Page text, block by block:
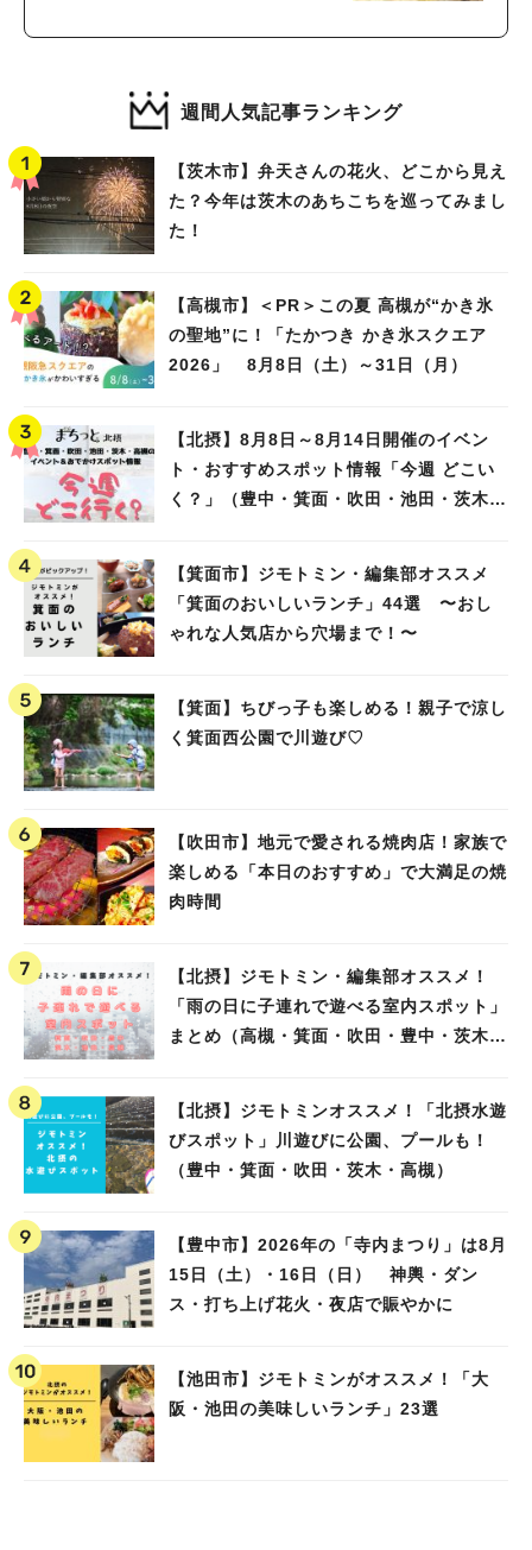
週間人気記事ランキング
【茨木市】弁天さんの花火、どこから見え
た？今年は茨木のあちこちを巡ってみまし
た！
【高槻市】＜PR＞この夏 高槻が“かき氷
の聖地”に！「たかつき かき氷スクエア
2026」 8月8日（土）～31日（月）
【北摂】8月8日～8月14日開催のイベン
ト・おすすめスポット情報「今週 どこい
く？」（豊中・箕面・吹田・池田・茨木・
【箕面市】ジモトミン・編集部オススメ
「箕面のおいしいランチ」44選 〜おし
ゃれな人気店から穴場まで！〜
【箕面】ちびっ子も楽しめる！親子で涼し
く箕面西公園で川遊び♡
【吹田市】地元で愛される焼肉店！家族で
楽しめる「本日のおすすめ」で大満足の焼
肉時間
【北摂】ジモトミン・編集部オススメ！
「雨の日に子連れで遊べる室内スポット」
まとめ（高槻・箕面・吹田・豊中・茨木・
【北摂】ジモトミンオススメ！「北摂水遊
びスポット」川遊びに公園、プールも！
（豊中・箕面・吹田・茨木・高槻）
【豊中市】2026年の「寺内まつり」は8月
15日（土）・16日（日） 神輿・ダン
ス・打ち上げ花火・夜店で賑やかに
【池田市】ジモトミンがオススメ！「大
阪・池田の美味しいランチ」23選